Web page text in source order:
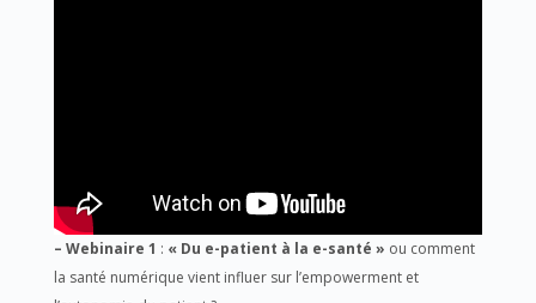
– Webinaire 1 : « Du e-patient à la e-santé » ou comment
la santé numérique vient influer sur l’empowerment et